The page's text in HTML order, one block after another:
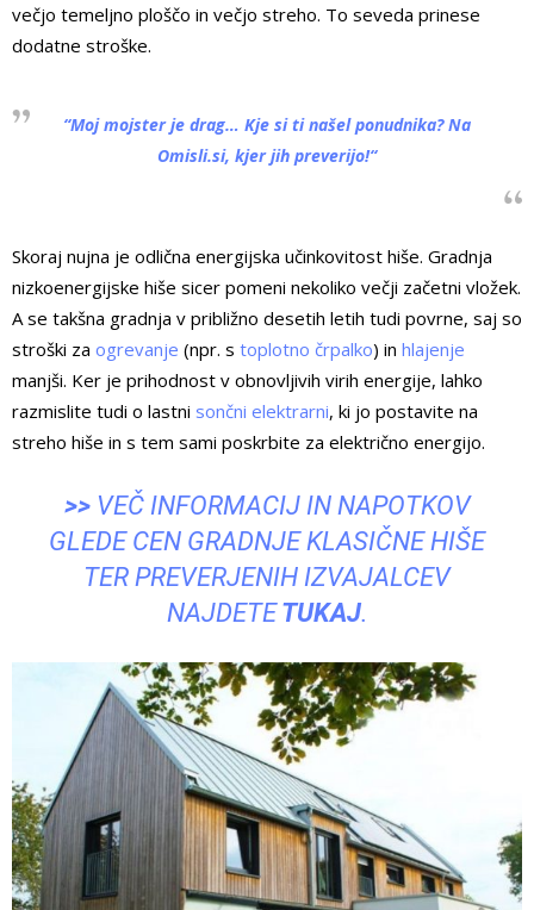
večjo temeljno ploščo in večjo streho. To seveda prinese
dodatne stroške.
“Moj mojster je drag… Kje si ti našel ponudnika? Na
Omisli.si, kjer jih preverijo!“
Skoraj nujna je odlična energijska učinkovitost hiše. Gradnja
nizkoenergijske hiše sicer pomeni nekoliko večji začetni vložek.
A se takšna gradnja v približno desetih letih tudi povrne, saj so
stroški za ogrevanje (npr. s toplotno črpalko) in hlajenje
manjši. Ker je prihodnost v obnovljivih virih energije, lahko
razmislite tudi o lastni sončni elektrarni, ki jo postavite na
streho hiše in s tem sami poskrbite za električno energijo.
>>VEČ INFORMACIJ IN NAPOTKOV
GLEDE CEN GRADNJE KLASIČNE HIŠE
TER PREVERJENIH IZVAJALCEV
NAJDETE TUKAJ.